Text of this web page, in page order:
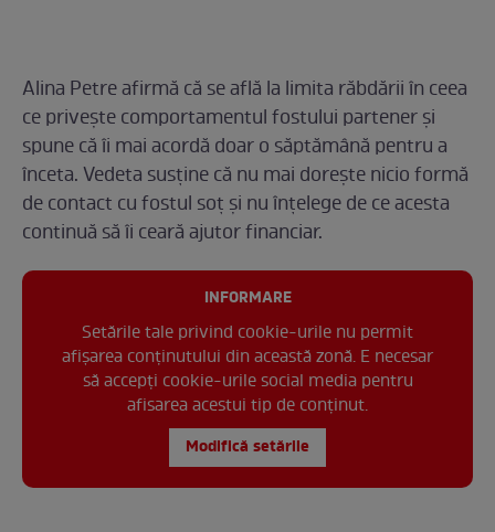
Alina Petre afirmă că se află la limita răbdării în ceea
ce privește comportamentul fostului partener și
spune că îi mai acordă doar o săptămână pentru a
înceta. Vedeta susține că nu mai dorește nicio formă
de contact cu fostul soț și nu înțelege de ce acesta
continuă să îi ceară ajutor financiar.
INFORMARE
Setările tale privind cookie-urile nu permit
afișarea conținutului din această zonă. E necesar
să accepți cookie-urile social media pentru
afisarea acestui tip de conținut.
Modifică setările